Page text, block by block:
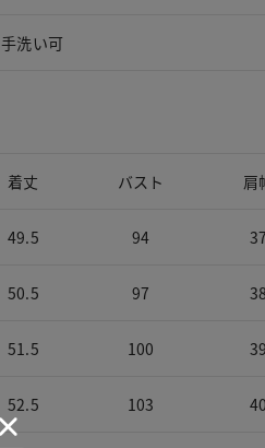
手洗い可
着丈 バスト 肩
49.5 94 37
50.5 97 38
51.5 100 39
52.5 103 40